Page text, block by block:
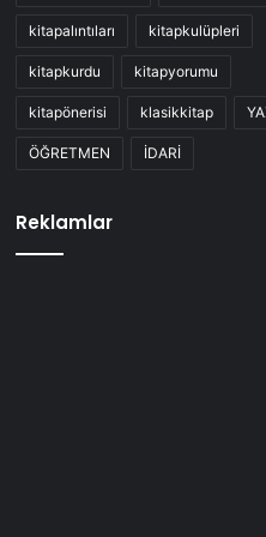
kitapalıntıları kitapkulüpleri
kitapkurdu kitapyorumu
kitapönerisi klasikkitap
ÖĞRETMEN İDARİ
Reklamlar